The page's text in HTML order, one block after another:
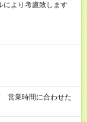
より考慮致します